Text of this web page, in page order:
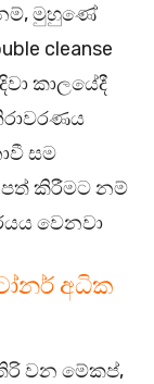
මුහුණේ
cleanse
කාලයේදී
සම
පත් කිරීමට නම්
වෙනවා
අධික
වන මේකප්,